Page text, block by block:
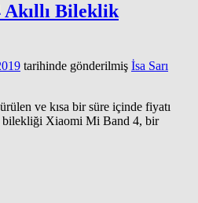
Bileklik
tarihinde gönderilmiş İsa Sarı
ve kısa bir süre içinde fiyatı
bilekliği Xiaomi Mi Band 4, bir